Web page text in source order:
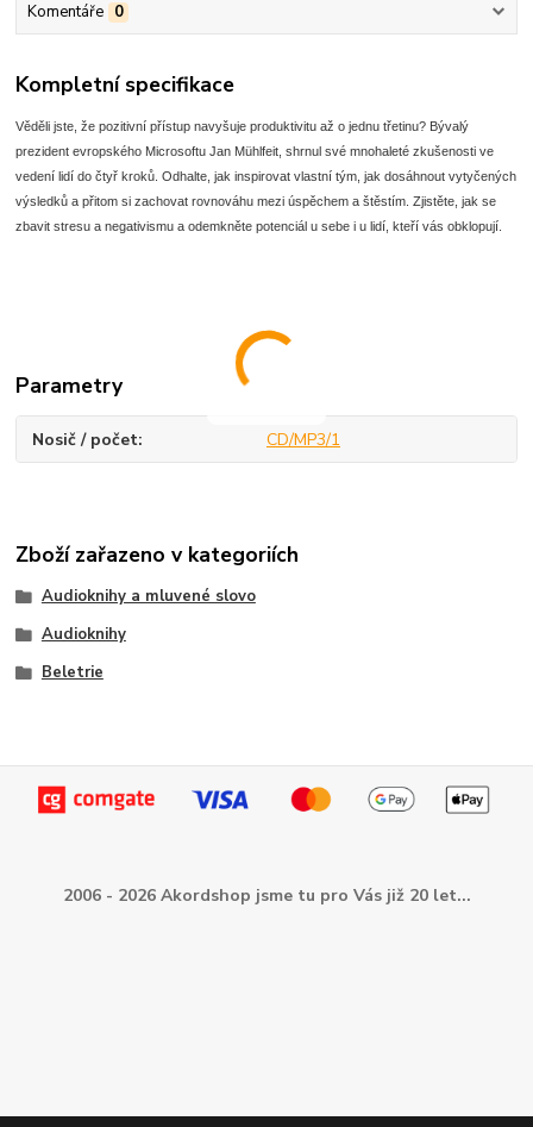
Komentáře 0
Kompletní specifikace
Věděli jste, že pozitivní přístup navyšuje produktivitu až o jednu třetinu? Bývalý
prezident evropského Microsoftu Jan Mühlfeit, shrnul své mnohaleté zkušenosti ve
vedení lidí do čtyř kroků. Odhalte, jak inspirovat vlastní tým, jak dosáhnout vytyčených
výsledků a přitom si zachovat rovnováhu mezi úspěchem a štěstím. Zjistěte, jak se
zbavit stresu a negativismu a odemkněte potenciál u sebe i u lidí, kteří vás obklopují.
Parametry
Nosič / počet CD/MP3/1
Zboží zařazeno v kategoriích
Audioknihy a mluvené slovo
Audioknihy
Beletrie
2006 - 2026 Akordshop jsme tu pro Vás již 20 let...